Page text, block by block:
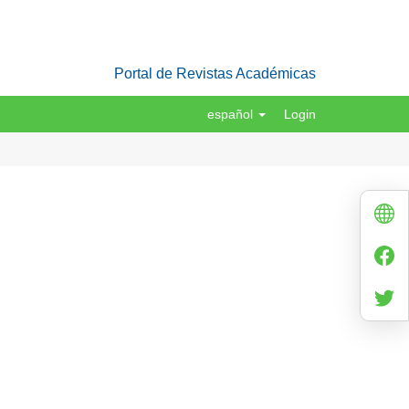
Portal de Revistas Académicas
español Login